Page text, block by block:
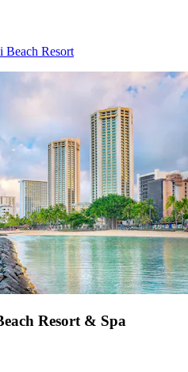
Resort
Resort & Spa